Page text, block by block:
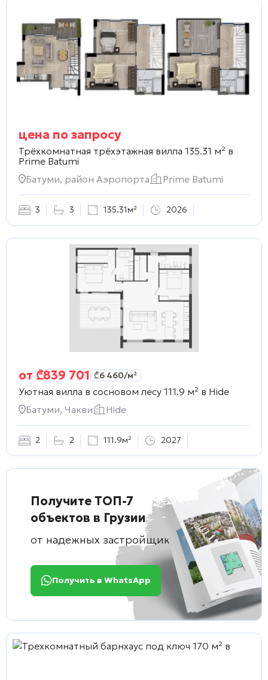
цена по запросу
Трёхкомнатная трёхэтажная вилла 135.31 м² в
Prime Batumi
Батуми, район Аэропорта
Prime Batumi
3 3 135.31м² 2026
от ₾839 701 ₾6 460/м²
Уютная вилла в сосновом лесу 111.9 м² в Hide
Батуми, Чакви
Hide
2 2 111.9м² 2027
Получите ТОП-7
объектов в Грузии
от надежных застройщиков
Получить в WhatsApp